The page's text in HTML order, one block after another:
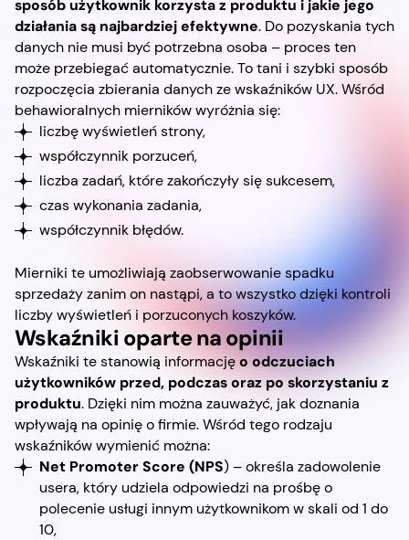
sposób użytkownik korzysta z produktu i jakie jego
działania są najbardziej efektywne. Do pozyskania tych
danych nie musi być potrzebna osoba – proces ten
może przebiegać automatycznie. To tani i szybki sposób
rozpoczęcia zbierania danych ze wskaźników UX. Wśród
behawioralnych mierników wyróżnia się:
liczbę wyświetleń strony,
współczynnik porzuceń,
liczba zadań, które zakończyły się sukcesem,
czas wykonania zadania,
współczynnik błędów.
Mierniki te umożliwiają zaobserwowanie spadku
sprzedaży zanim on nastąpi, a to wszystko dzięki kontroli
liczby wyświetleń i porzuconych koszyków.
Wskaźniki oparte na opinii
Wskaźniki te stanowią informacjęo odczuciach
użytkowników przed, podczas oraz po skorzystaniu z
produktu. Dzięki nim można zauważyć, jak doznania
wpływają na opinię o firmie. Wśród tego rodzaju
wskaźników wymienić można:
Net Promoter Score (NPS) – określa zadowolenie
usera, który udziela odpowiedzi na prośbę o
polecenie usługi innym użytkownikom w skali od 1 do
10,